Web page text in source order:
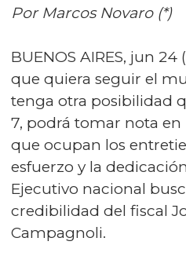
Por Marcos Novaro (*)
BUENOS AIRES, jun 24
que quiera seguir el
tenga otra posibilidad
7, podrá tomar nota
que ocupan los
esfuerzo y la
Ejecutivo nacional
credibilidad del fiscal
Campagnoli.